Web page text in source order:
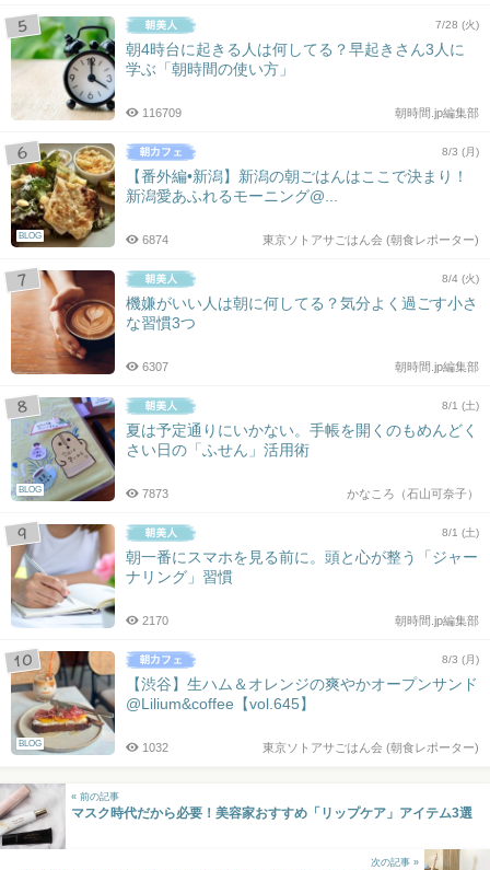
7/28 (火)
朝4時台に起きる人は何してる？早起きさん3人に
学ぶ「朝時間の使い方」
朝時間.jp編集部
116709
BLOG
8/3 (月)
【番外編•新潟】新潟の朝ごはんはここで決まり！
新潟愛あふれるモーニング@...
東京ソトアサごはん会 (朝食レポーター)
6874
8/4 (火)
機嫌がいい人は朝に何してる？気分よく過ごす小さ
な習慣3つ
朝時間.jp編集部
6307
BLOG
8/1 (土)
夏は予定通りにいかない。手帳を開くのもめんどく
さい日の「ふせん」活用術
かなころ（石山可奈子）
7873
8/1 (土)
朝一番にスマホを見る前に。頭と心が整う「ジャー
ナリング」習慣
朝時間.jp編集部
2170
BLOG
8/3 (月)
【渋谷】生ハム＆オレンジの爽やかオープンサンド
@Lilium&coffee【vol.645】
東京ソトアサごはん会 (朝食レポーター)
1032
« 前の記事
マスク時代だから必要！美容家おすすめ「リップケア」アイテム3選
次の記事 »